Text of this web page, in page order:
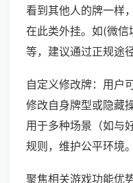
看到其他人的牌一样
在此类外挂。如(微信
等，建议通过正规途
自定义修改牌：用户
修改自身牌型或隐藏
用于多种场景（如与
规则，维护公平环境。
聚焦相关游戏功能优